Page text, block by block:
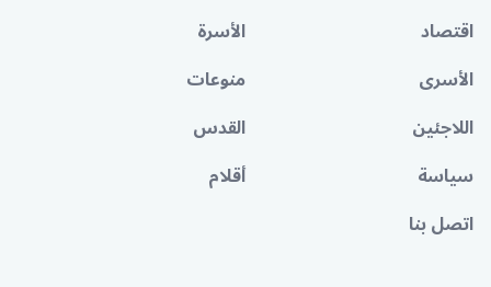
اقتصاد
الأسرة
الأسرى
منوعات
اللاجئين
القدس
سياسة
أقلام
اتصل بنا